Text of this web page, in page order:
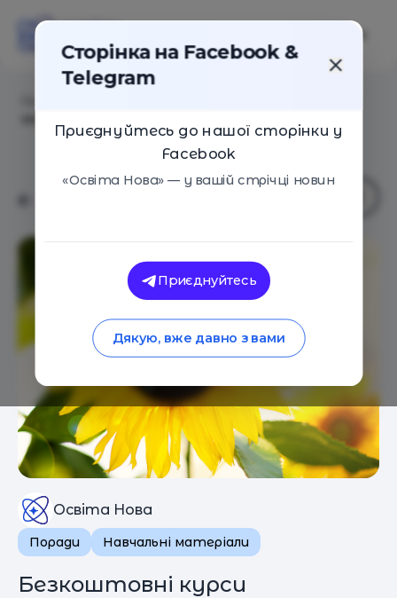
Освіта Нова
Поради Навчальні матеріали
Безкоштовні курси
Сторінка на Facebook &
Telegram
Приєднуйтесь до нашої сторінки у
Facebook
«Освіта Нова» — у вашій стрічці новин
Приєднуйтесь
Дякую, вже давно з вами